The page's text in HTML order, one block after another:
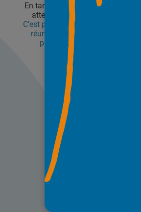
En tant que consommateurs
attentes différentes en matière
C’est pourquoi Foodhea propose
réunir et décrypter toutes les
produits alimentaires de
La transparence, la vraie,